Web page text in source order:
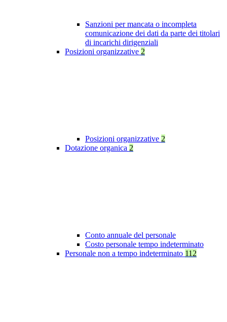
Sanzioni per mancata o incompleta
comunicazione dei dati da parte dei titolari
di incarichi dirigenziali
Posizioni organizzative 2
Posizioni organizzative 2
Dotazione organica 2
Conto annuale del personale
Costo personale tempo indeterminato
Personale non a tempo indeterminato 112